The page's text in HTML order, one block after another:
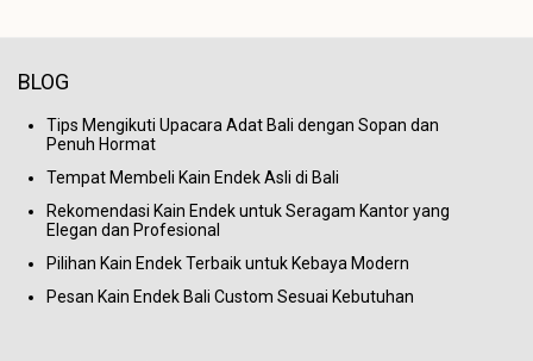
BLOG
Tips Mengikuti Upacara Adat Bali dengan Sopan dan
Penuh Hormat
Tempat Membeli Kain Endek Asli di Bali
Rekomendasi Kain Endek untuk Seragam Kantor yang
Elegan dan Profesional
Pilihan Kain Endek Terbaik untuk Kebaya Modern
Pesan Kain Endek Bali Custom Sesuai Kebutuhan